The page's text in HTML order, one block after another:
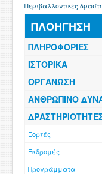
Περιβαλλοντικές
ΠΛΟΗΓΗΣΗ
ΠΛΗΡΟΦΟΡΙΕΣ
ΙΣΤΟΡΙΚΑ
ΟΡΓΑΝΩΣΗ
ΑΝΘΡΩΠΙΝΟ
Εορτές
Εκδρομές
Προγράμματα